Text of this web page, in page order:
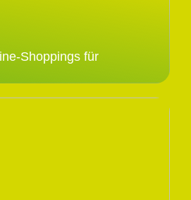
Shoppings für